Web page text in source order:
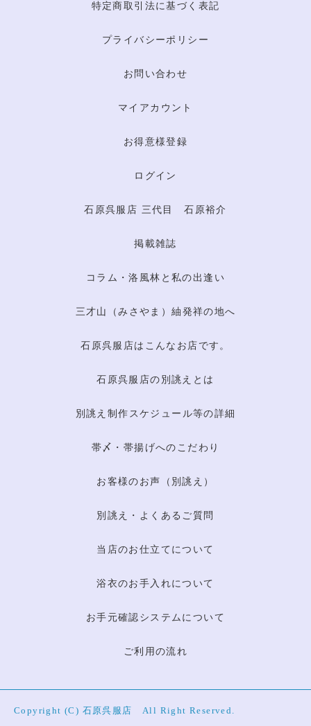
特定商取引法に基づく表記
プライバシーポリシー
お問い合わせ
マイアカウント
お得意様登録
ログイン
石原呉服店 三代目 石原裕介
掲載雑誌
コラム・洛風林と私の出逢い
三才山（みさやま）紬発祥の地へ
石原呉服店はこんなお店です。
石原呉服店の別誂えとは
別誂え制作スケジュール等の詳細
帯〆・帯揚げへのこだわり
お客様のお声（別誂え）
別誂え・よくあるご質問
当店のお仕立てについて
浴衣のお手入れについて
お手元確認システムについて
ご利用の流れ
Copyright (C) 石原呉服店 All Right Reserved.